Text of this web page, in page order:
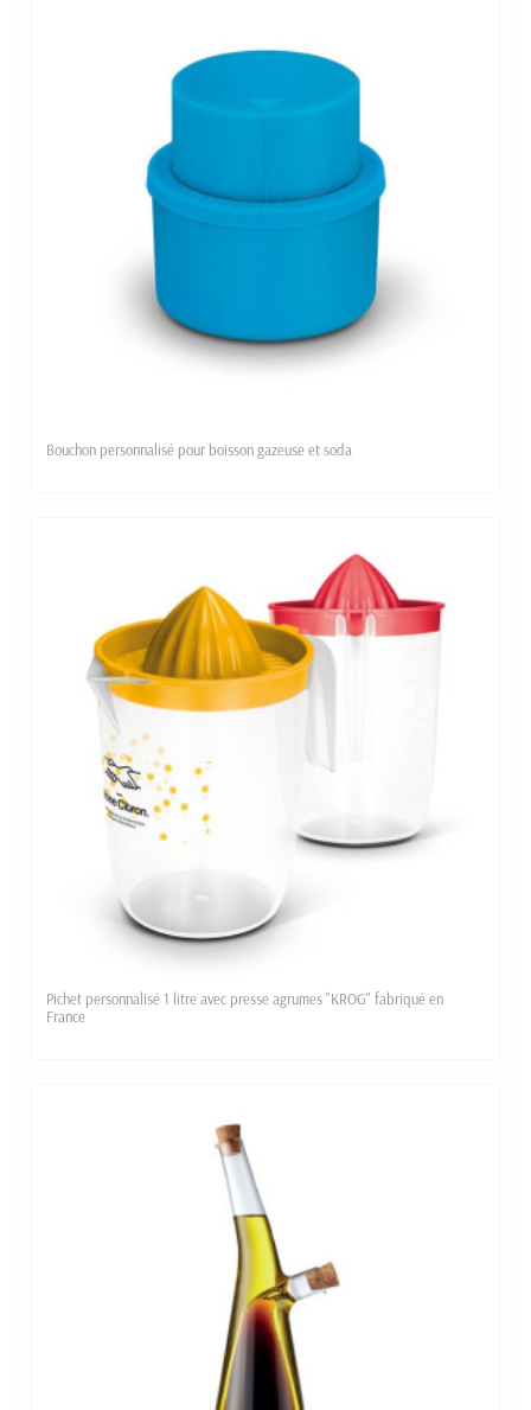
Bouchon personnalisé pour boisson gazeuse et soda
Pichet personnalisé 1 litre avec presse agrumes "KROG" fabriqué en
France